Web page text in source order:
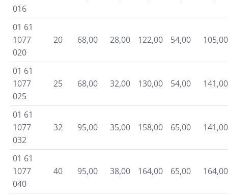
016
01 61
1077
020
20 68,00 28,00 122,00 54,00 105,00
01 61
1077
025
25 68,00 32,00 130,00 54,00 141,00
01 61
1077
032
32 95,00 35,00 158,00 65,00 141,00
01 61
1077
040
40 95,00 38,00 164,00 65,00 164,00